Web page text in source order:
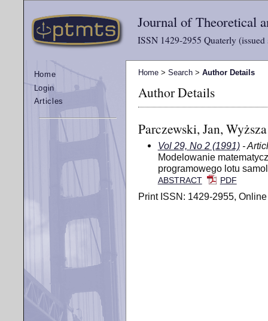
Journal of Theoretical
ISSN 1429-2955 Quaterly
Home
Login
Articles
Home >Search >Author Details
Author Details
Parczewski, Jan,
Vol 29, No 2 (1991)-
Modelowanie
programowego lotu
ABSTRACT PDF
Print ISSN: 1429-2955,